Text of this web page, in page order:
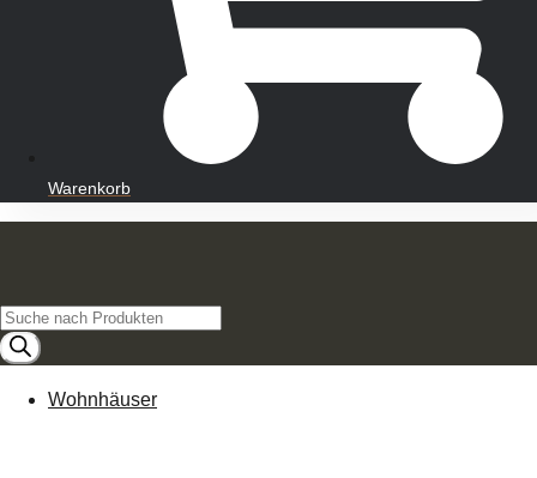
Warenkorb
Products
search
Wohnhäuser